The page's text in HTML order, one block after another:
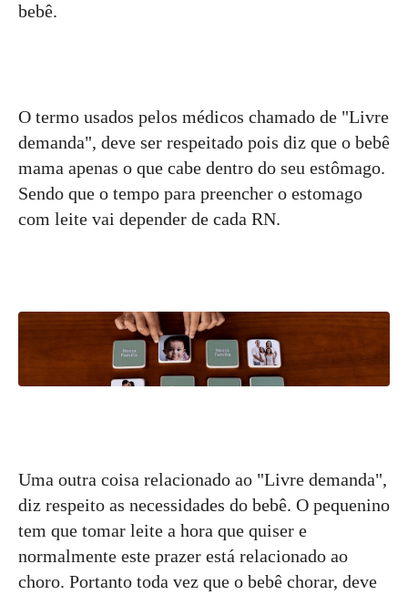
bebê.
O termo usados pelos médicos chamado de "Livre
demanda", deve ser respeitado pois diz que o bebê
mama apenas o que cabe dentro do seu estômago.
Sendo que o tempo para preencher o estomago
com leite vai depender de cada RN.
Uma outra coisa relacionado ao "Livre demanda",
diz respeito as necessidades do bebê. O pequenino
tem que tomar leite a hora que quiser e
normalmente este prazer está relacionado ao
choro. Portanto toda vez que o bebê chorar, deve